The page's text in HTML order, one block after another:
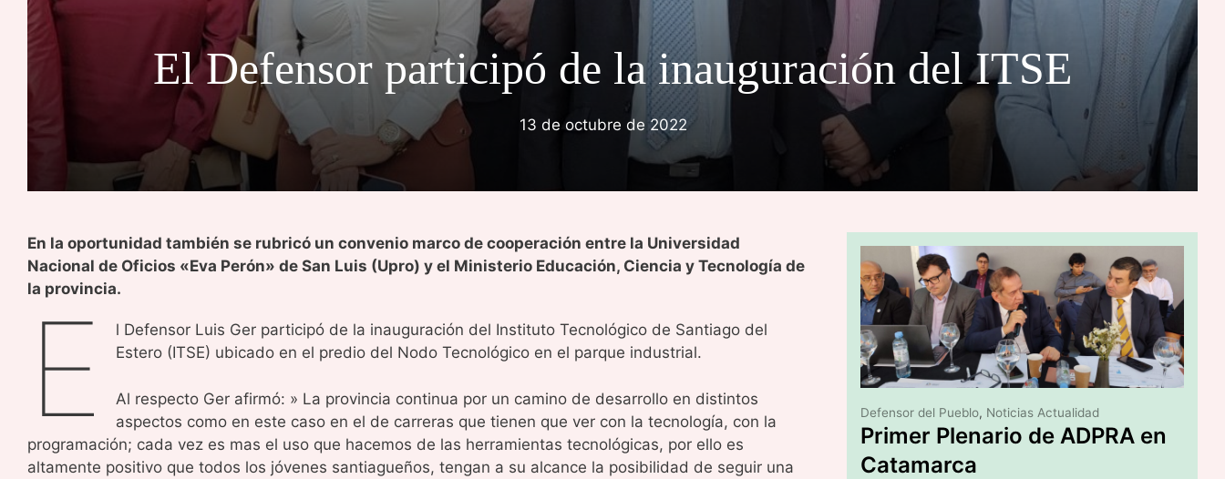
El Defensor participó de la inauguración del ITSE
13 de octubre de 2022
En la oportunidad también se rubricó un convenio marco de cooperación entre la Universidad
Nacional de Oficios «Eva Perón» de San Luis (Upro) y el Ministerio Educación, Ciencia y Tecnología de
la provincia.
E
l Defensor Luis Ger participó de la inauguración del Instituto Tecnológico de Santiago del
Estero (ITSE) ubicado en el predio del Nodo Tecnológico en el parque industrial.
Al respecto Ger afirmó: » La provincia continua por un camino de desarrollo en distintos
aspectos como en este caso en el de carreras que tienen que ver con la tecnología, con la
programación; cada vez es mas el uso que hacemos de las herramientas tecnológicas, por ello es
altamente positivo que todos los jóvenes santiagueños, tengan a su alcance la posibilidad de seguir una
Primer Plenario de ADPRA en
Catamarca
Defensor del Pueblo, Noticias Actualidad